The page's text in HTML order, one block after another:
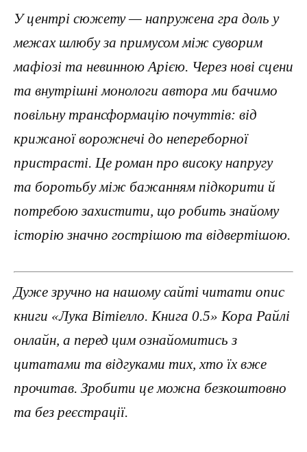
У центрі сюжету — напружена гра доль у
межах шлюбу за примусом між суворим
мафіозі та невинною Арією. Через нові сцени
та внутрішні монологи автора ми бачимо
повільну трансформацію почуттів: від
крижаної ворожнечі до непереборної
пристрасті. Це роман про високу напругу
та боротьбу між бажанням підкорити й
потребою захистити, що робить знайому
історію значно гострішою та відвертішою.
Дуже зручно на нашому сайті читати опис
книги «Лука Вітіелло. Книга 0.5» Кора Райлі
онлайн, а перед цим ознайомитись з
цитатами та відгуками тих, хто їх вже
прочитав. Зробити це можна безкоштовно
та без реєстрації.